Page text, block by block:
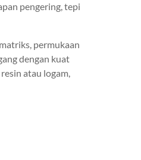
pengering, tepi
permukaan
dengan kuat
atau logam,